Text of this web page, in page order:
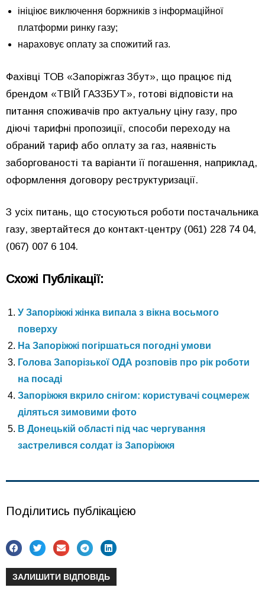
ініціює виключення боржників з інформаційної
платформи ринку газу;
нараховує оплату за спожитий газ.
Фахівці ТОВ «Запоріжгаз Збут», що працює під
брендом «ТВІЙ ГАЗЗБУТ», готові відповісти на
питання споживачів про актуальну ціну газу, про
діючі тарифні пропозиції, способи переходу на
обраний тариф або оплату за газ, наявність
заборгованості та варіанти її погашення, наприклад,
оформлення договору реструктуризації.
З усіх питань, що стосуються роботи постачальника
газу, звертайтеся до контакт-центру (061) 228 74 04,
(067) 007 6 104.
Схожі Публікації:
У Запоріжжі жінка випала з вікна восьмого
поверху
На Запоріжжі погіршаться погодні умови
Голова Запорізької ОДА розповів про рік роботи
на посаді
Запоріжжя вкрило снігом: користувачі соцмереж
діляться зимовими фото
В Донецькій області під час чергування
застрелився солдат із Запоріжжя
Поділитись публікацією
ЗАЛИШИТИ ВІДПОВІДЬ